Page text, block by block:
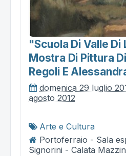
"scuola Di Valle Di
Mostra Di Pittura
Regoli E
domenica 29 luglio
agosto 2012
Arte e Cultura
Portoferraio - Sala
Signorini - Calata